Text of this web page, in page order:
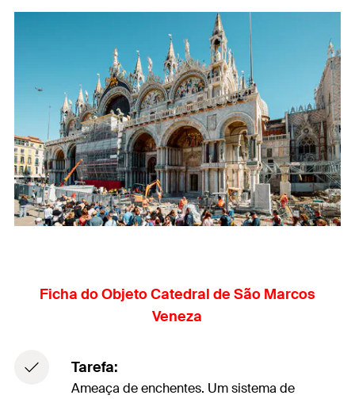
Ficha do Objeto Catedral de São Marcos
Veneza
Tarefa:
Ameaça de enchentes. Um sistema de